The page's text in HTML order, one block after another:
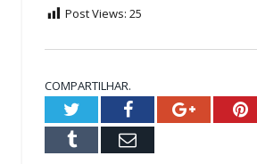
Post Views: 25
COMPARTILHAR.
TwitterFacebookGoogle+
Tumblr Email